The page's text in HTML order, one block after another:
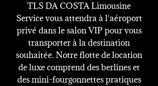
TLS DA COSTA Limousine
Service vous attendra à l'aéroport
privé dans le salon VIP pour vous
transporter à la destination
souhaitée. Notre flotte de location
de luxe comprend des berlines et
des mini-fourgonnettes pratiques